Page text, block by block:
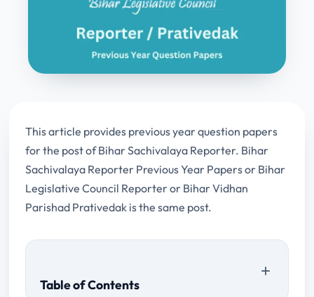
This article provides previous year question papers
for the post of Bihar Sachivalaya Reporter. Bihar
Sachivalaya Reporter Previous Year Papers or Bihar
Legislative Council Reporter or Bihar Vidhan
Parishad Prativedak is the same post.
Table of Contents